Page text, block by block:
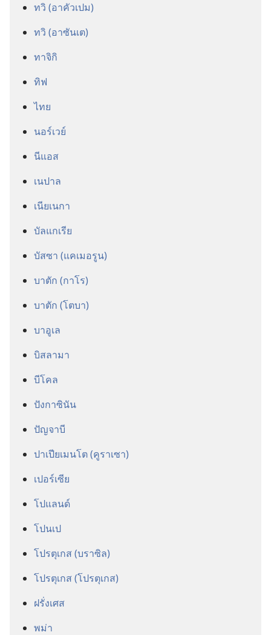
ทวิ (อาคัวเปม)
ทวิ (อาซันเต)
ทาจิกิ
ทิฟ
ไทย
นอร์เวย์
นีแอส
เนปาล
เนียเนกา
บัลแกเรีย
บัสซา (แคเมอรูน)
บาตัก (กาโร)
บาตัก (โตบา)
บาอูเล
บิสลามา
บีโคล
ปังกาซินัน
ปัญจาบี
ปาเปียเมนโต (คูราเซา)
เปอร์เซีย
โปแลนด์
โปนเป
โปรตุเกส (บราซิล)
โปรตุเกส (โปรตุเกส)
ฝรั่งเศส
พม่า